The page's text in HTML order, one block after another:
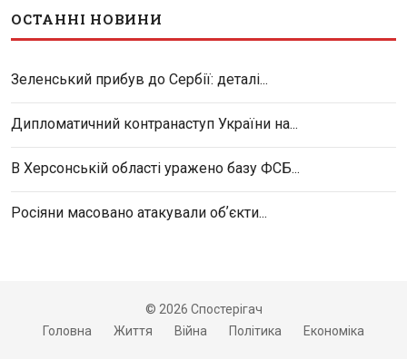
ОСТАННІ НОВИНИ
Зеленський прибув до Сербії: деталі...
Дипломатичний контранаступ України на...
В Херсонській області уражено базу ФСБ...
Росіяни масовано атакували обʼєкти...
© 2026 Спостерігач
Головна
Життя Війна Політика Економіка